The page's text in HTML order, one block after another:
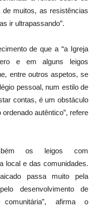
muitos, as resistências
ir ultrapassando”.
de que a “a Igreja
e em alguns leigos
entre outros aspetos, se
pessoal, num estilo de
contas, é um obstáculo
autêntico”, refere
os leigos com
local e das comunidades.
passa muito pela
desenvolvimento de
comunitária”, afirma o